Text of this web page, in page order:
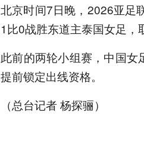
北京时间7日晚，2026亚足
1比0战胜东道主泰国女足，
此前的两轮小组赛，中国女
提前锁定出线资格。
（总台记者 杨探骊）